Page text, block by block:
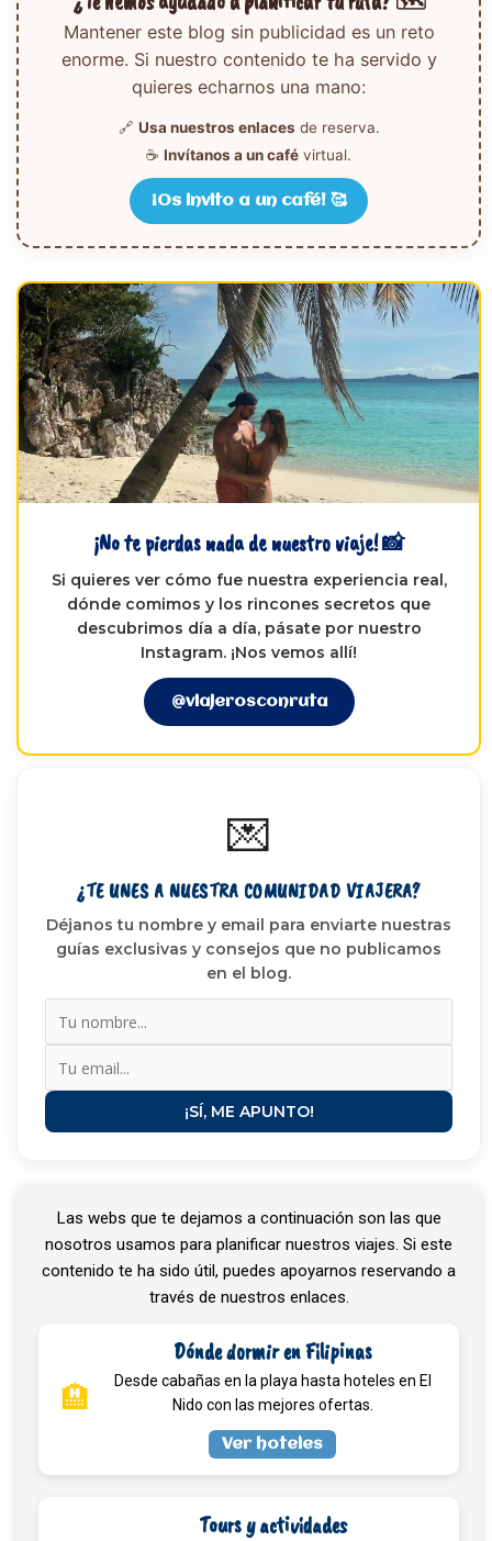
Mantener este blog sin publicidad es un reto
enorme. Si nuestro contenido te ha servido y
quieres echarnos una mano:
🔗 Usa nuestros enlaces de reserva.
☕ Invítanos a un café virtual.
¡Os invito a un café! 🥰
¡No te pierdas nada de nuestro viaje! 📸
Si quieres ver cómo fue nuestra experiencia real,
dónde comimos y los rincones secretos que
descubrimos día a día, pásate por nuestro
Instagram. ¡Nos vemos allí!
@viajerosconruta
💌
¿TE UNES A NUESTRA COMUNIDAD VIAJERA?
Déjanos tu nombre y email para enviarte nuestras
guías exclusivas y consejos que no publicamos
en el blog.
¡SÍ, ME APUNTO!
Las webs que te dejamos a continuación son las que
nosotros usamos para planificar nuestros viajes. Si este
contenido te ha sido útil, puedes apoyarnos reservando a
través de nuestros enlaces.
🏨
Dónde dormir en Filipinas
Desde cabañas en la playa hasta hoteles en El
Nido con las mejores ofertas.
Ver hoteles
Tours y actividades